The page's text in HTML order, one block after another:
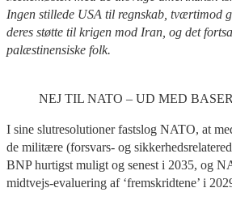
Ingen stillede USA til regnskab, tværtimod
deres støtte til krigen mod Iran, og det
palæstinensiske folk.
NEJ TIL NATO – UD MED
I sine slutresolutioner fastslog NATO, at
de militære (forsvars- og
BNP hurtigst muligt og senest i 2035, og
midtvejs-evaluering af ‘fremskridtene’ i